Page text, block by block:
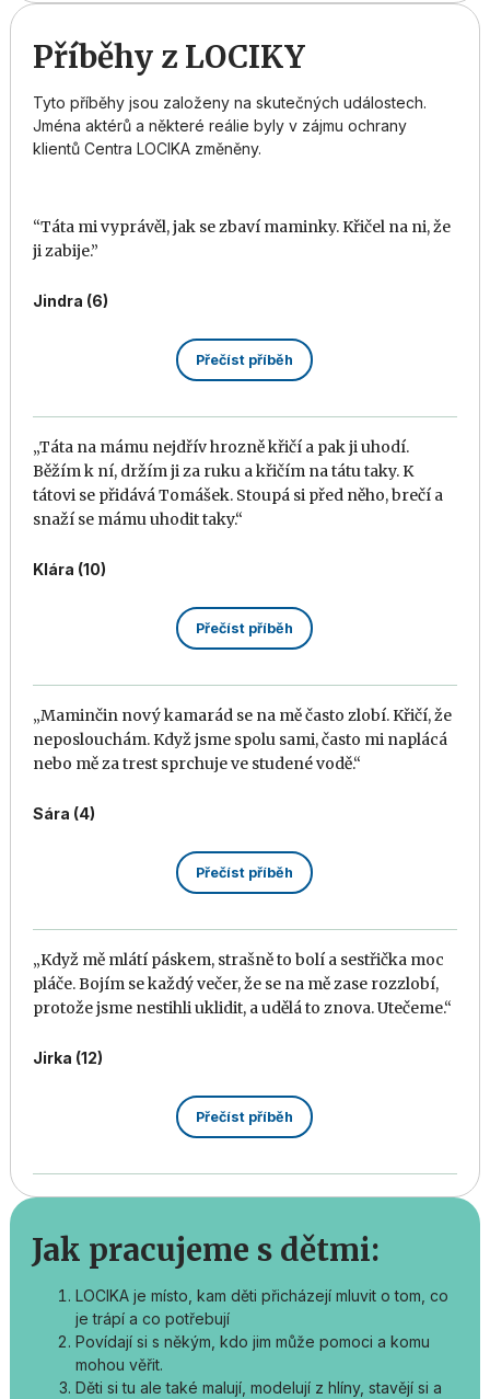
Příběhy z LOCIKY
Tyto příběhy jsou založeny na skutečných událostech.
Jména aktérů a některé reálie byly v zájmu ochrany
klientů Centra LOCIKA změněny.
Přečíst příběh
“Táta mi vyprávěl, jak se zbaví maminky. Křičel na ni, že
ji zabije.”
Jindra (6)
Přečíst příběh
„Táta na mámu nejdřív hrozně křičí a pak ji uhodí.
Běžím k ní, držím ji za ruku a křičím na tátu taky. K
tátovi se přidává Tomášek. Stoupá si před něho, brečí a
snaží se mámu uhodit taky.“
Klára (10)
Přečíst příběh
„Maminčin nový kamarád se na mě často zlobí. Křičí, že
neposlouchám. Když jsme spolu sami, často mi naplácá
nebo mě za trest sprchuje ve studené vodě.“
Sára (4)
Přečíst příběh
„Když mě mlátí páskem, strašně to bolí a sestřička moc
pláče. Bojím se každý večer, že se na mě zase rozzlobí,
protože jsme nestihli uklidit, a udělá to znova. Utečeme.“
Jirka (12)
Jak pracujeme s dětmi:
LOCIKA je místo, kam děti přicházejí mluvit o tom, co
je trápí a co potřebují
Povídají si s někým, kdo jim může pomoci a komu
mohou věřit.
Děti si tu ale také malují, modelují z hlíny, stavějí si a